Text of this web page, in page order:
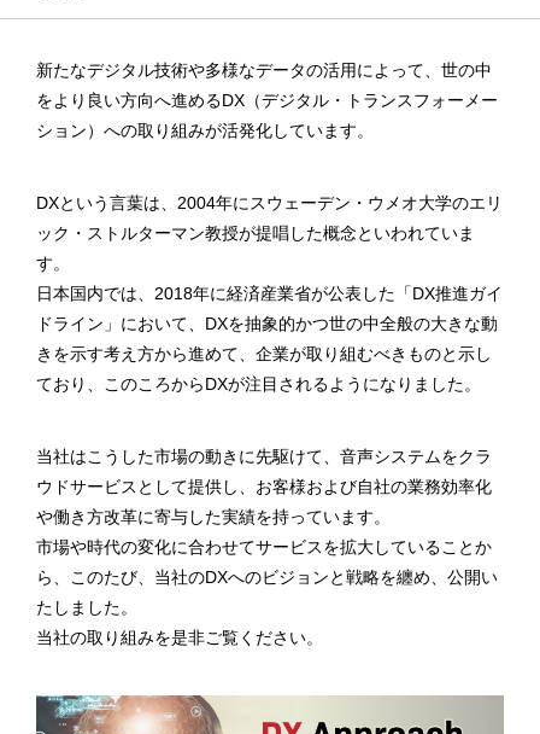
新たなデジタル技術や多様なデータの活用によって、世の中
をより良い方向へ進めるDX（デジタル・トランスフォーメー
ション）への取り組みが活発化しています。
DXという言葉は、2004年にスウェーデン・ウメオ大学のエリ
ック・ストルターマン教授が提唱した概念といわれていま
す。
日本国内では、2018年に経済産業省が公表した「DX推進ガイ
ドライン」において、DXを抽象的かつ世の中全般の大きな動
きを示す考え方から進めて、企業が取り組むべきものと示し
ており、このころからDXが注目されるようになりました。
当社はこうした市場の動きに先駆けて、音声システムをクラ
ウドサービスとして提供し、お客様および自社の業務効率化
や働き方改革に寄与した実績を持っています。
市場や時代の変化に合わせてサービスを拡大していることか
ら、このたび、当社のDXへのビジョンと戦略を纏め、公開い
たしました。
当社の取り組みを是非ご覧ください。